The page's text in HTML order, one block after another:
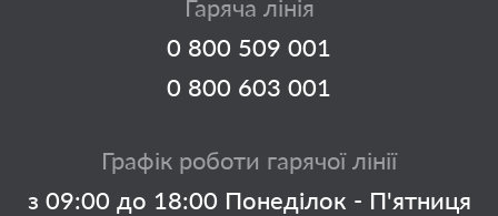
Гаряча лінія
0 800 509 001
0 800 603 001
Графік роботи гарячої лінії
з 09:00 до 18:00 Понеділок - П'ятниця